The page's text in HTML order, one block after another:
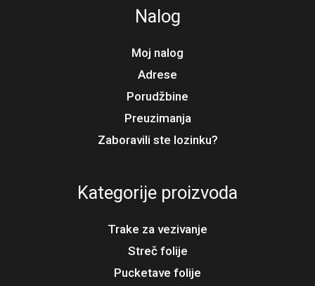
Nalog
Moj nalog
Adrese
Porudžbine
Preuzimanja
Zaboravili ste lozinku?
Kategorije proizvoda
Trake za vezivanje
Streč folije
Pucketave folije